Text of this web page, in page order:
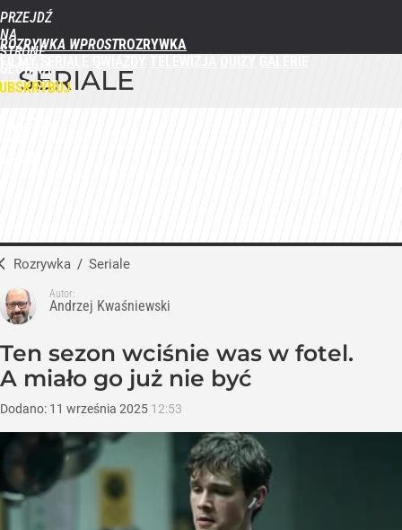
PRZEJDŹ
NA
STRONĘ
GŁÓWNĄ
WPROST.PL
ROZRYWKA WPROST
SERIALE
Rozrywka / Seriale
Autor:
Andrzej Kwaśniewski
Ten sezon wciśnie was w fotel.
A miało go już nie być
Dodano: 11 września 2025 12:53